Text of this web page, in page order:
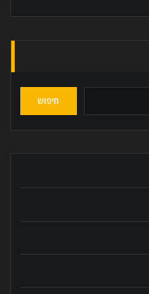
חיפוש